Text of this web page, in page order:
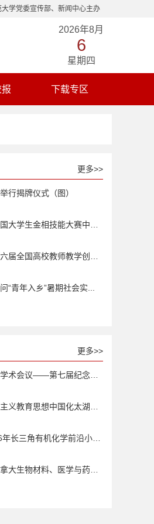
大学党委宣传部、新闻中心主办
2026年8月
6
星期四
下载专区
更多>>
行揭牌仪式（图）
“青年入乡”暑期社会实...
更多>>